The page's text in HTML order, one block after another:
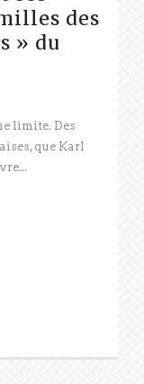
des
» du
limite. Des
que Karl